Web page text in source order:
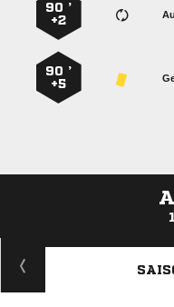
90 ’
+2
90 ’
+5